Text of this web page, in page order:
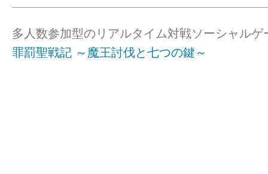
多人数参加型のリアルタイム対戦ソーシャルゲ
罪罰聖戦記 ～魔王討伐と七つの鍵～